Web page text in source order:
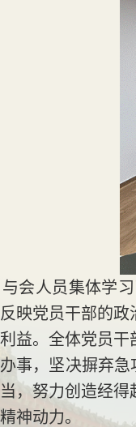
与会人员集体学
映党员干部的
益。全体党员干
事，坚决摒弃急
，努力创造经
神动力。